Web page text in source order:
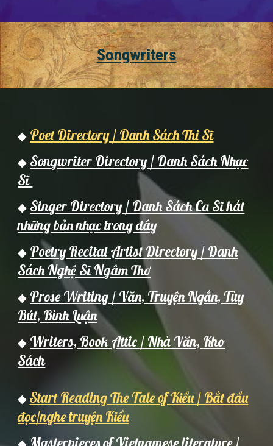
Songwriters
◆ Poet Directory / Danh Sách Thi Sĩ
◆ Songwriter Directory / Danh Sách Nhạc
Sĩ
◆ Singer Directory / Danh Sách Ca Sĩ hát
những bản nhạc trong đây
◆ Poetry Recital Artist Directory / Danh
Sách Nghệ Sĩ Ngâm Thơ
◆ Prose Writing / Văn, Truyện Ngắn, Tùy
Bút, Bình Luận
◆ Writers, Book Attic / Nhà Văn, Kho
Sách
◆ Start Reading The Tale of Kiều / Bắt đầu
đọc/nghe truyện Kiều